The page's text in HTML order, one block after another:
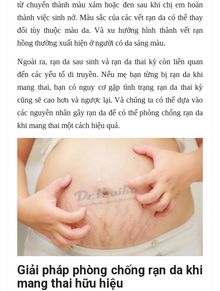
từ chuyển thành màu xám hoặc đen sau khi chị em hoàn
thành việc sinh nở. Màu sắc của các vết rạn da có thể thay
đổi tùy thuộc màu da. Và xu hướng hình thành vết rạn
hồng thường xuất hiện ở người có da sáng màu.
Ngoài ra, rạn da sau sinh và rạn da thai kỳ còn liên quan
đến các yếu tố di truyền. Nếu mẹ bạn từng bị rạn da khi
mang thai, bạn có nguy cơ gặp tình trạng rạn da thai kỳ
cũng sẽ cao hơn và ngược lại. Và chúng ta có thể dựa vào
các nguyên nhân gây rạn da để có thể phòng chống rạn da
khi mang thai một cách hiệu quả.
Giải pháp phòng chống rạn da khi
mang thai hữu hiệu